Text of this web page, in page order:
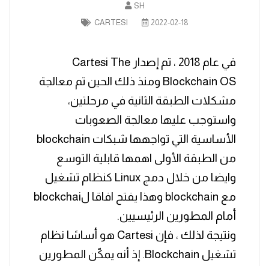
SH
2022-02-18
CARTESI
في عام 2018 ، تم إصدار Cartesi The
Blockchain OS ومنذ ذلك الحين تم معالجة
مشكلات الطبقة الثانية في مرحلتين،
واستوجب عليها معالجة الصعوبات
الأساسية التي تواجهها شبكات blockchain
من الطبقة الأولى اهمها قابلية التوسع
وايضا من خلال دمج Linux كنظام تشغيل
مع blockchain وهذا يفتح افاقا لblockchai
أمام المطورين الرئيسيين.
ونتيجة لذلك ، فإن Cartesi هو أساسًا نظام
تشغيل Blockchain. إذ أنه يمكّن المطورين